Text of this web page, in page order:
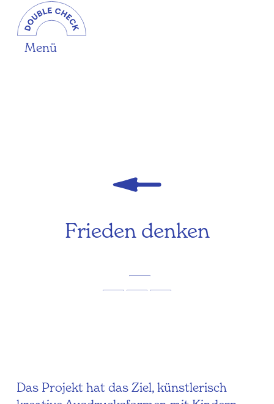
Menü
Frieden denken
Das Projekt hat das Ziel, künstlerisch